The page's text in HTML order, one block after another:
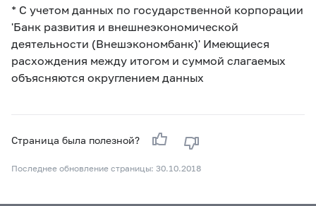
* С учетом данных по государственной корпорации
'Банк развития и внешнеэкономической
деятельности (Внешэкономбанк)' Имеющиеся
расхождения между итогом и суммой слагаемых
объясняются округлением данных
Страница была полезной?
Последнее обновление страницы: 30.10.2018